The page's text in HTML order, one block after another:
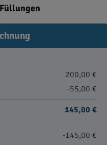
200,00 €
-55,00 €
145,00 €
-145,00 €